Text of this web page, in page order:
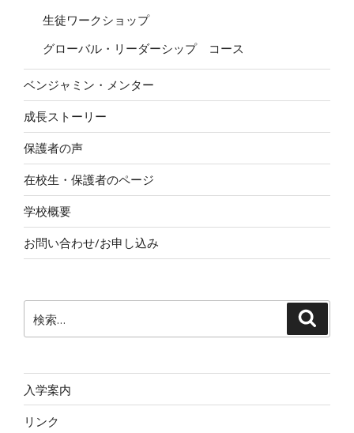
生徒ワークショップ
グローバル・リーダーシップ コース
ベンジャミン・メンター
成長ストーリー
保護者の声
在校生・保護者のページ
学校概要
お問い合わせ/お申し込み
索:
入学案内
リンク